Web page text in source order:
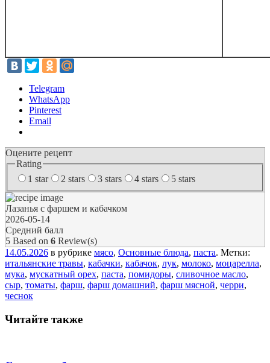
Telegram
WhatsApp
Pinterest
Email
Оцените рецепт
Rating
1 star
2 stars 3 stars 4 stars 5 stars
Лазанья с фаршем и кабачком
2026-05-14
Средний балл
5 Based on 6 Review(s)
14.05.2026 в рубрике мясо, Основные блюда, паста. Метки:
итальянские травы, кабачки, кабачок, лук, молоко, моцарелла,
мука, мускатный орех, паста, помидоры, сливочное масло,
сыр, томаты, фарш, фарш домашний, фарш мясной, черри,
чеснок
Читайте также